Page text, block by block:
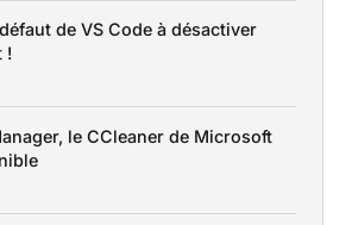
de VS Code à désactiver
!
le CCleaner de Microsoft